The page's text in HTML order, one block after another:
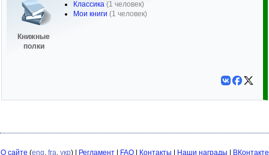
Книжные
полки
Классика (1 человек)
Мои книги (1 человек)
О сайте (eng, fra, укр) | Регламент| FAQ| Контакты Наши награды ВКонтакте